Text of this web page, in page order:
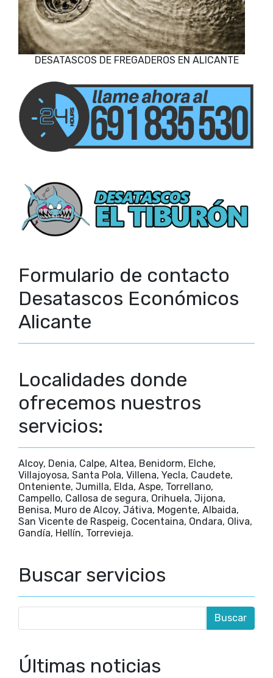
DESATASCOS DE FREGADEROS EN ALICANTE
Formulario de contacto
Desatascos Económicos
Alicante
Localidades donde
ofrecemos nuestros
servicios:
Alcoy, Denia, Calpe, Altea, Benidorm, Elche,
Villajoyosa, Santa Pola, Villena, Yecla, Caudete,
Onteniente, Jumilla, Elda, Aspe, Torrellano,
Campello, Callosa de segura, Orihuela, Jijona,
Benisa, Muro de Alcoy, Játiva, Mogente, Albaida,
San Vicente de Raspeig, Cocentaina, Ondara, Oliva,
Gandía, Hellín, Torrevieja.
Buscar servicios
Últimas noticias